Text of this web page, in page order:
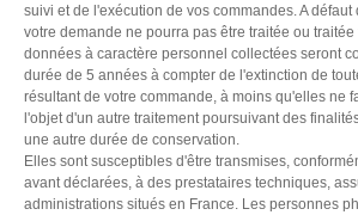
suivi et de l'exécution de vos commandes. A défaut
votre demande ne pourra pas être traitée ou
données à caractère personnel collectées seront
durée de 5 années à compter de l'extinction de
résultant de votre commande, à moins qu'elles ne
l'objet d'un autre traitement poursuivant des
une autre durée de conservation.
Elles sont susceptibles d'être transmises,
avant déclarées, à des prestataires techniques,
administrations situés en France. Les personnes